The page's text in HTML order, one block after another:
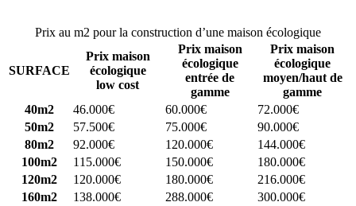
Prix au m2 pour la construction d’une maison écologique
SURFACE
Prix maison
écologique
low cost
Prix maison
écologique
entrée de
gamme
Prix maison
écologique
moyen/haut de
gamme
40m2
46.000€ 60.000€
72.000€
50m2
57.500€ 75.000€
90.000€
80m2
92.000€ 120.000€
144.000€
100m2
115.000€ 150.000€
180.000€
120m2
120.000€ 180.000€
216.000€
160m2
138.000€ 288.000€
300.000€